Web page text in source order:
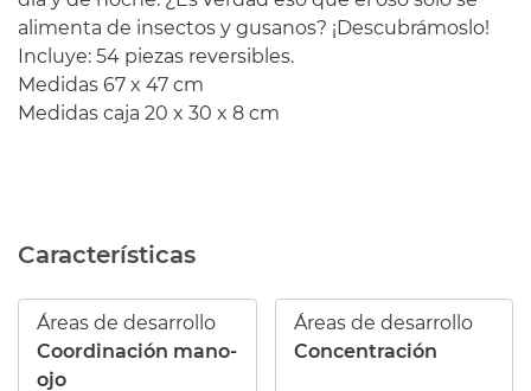
alimenta de insectos y gusanos? ¡Descubrámoslo!
Incluye: 54 piezas reversibles.
Medidas 67 x 47 cm
Medidas caja 20 x 30 x 8 cm
Características
Áreas de desarrollo
Coordinación mano-
ojo
Áreas de desarrollo
Concentración